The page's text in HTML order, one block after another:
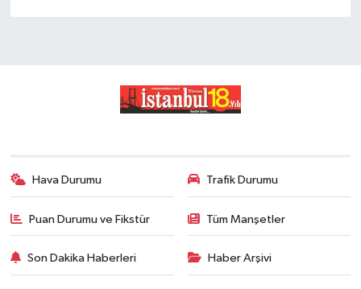
Hava Durumu Trafik Durumu
Puan Durumu ve Fikstür Tüm Manşetler
Son Dakika Haberleri Haber Arşivi